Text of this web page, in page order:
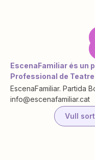
EscenaFamiliar és un
Professional de
EscenaFamiliar. Partida
info@escenafamiliar.cat
Vull